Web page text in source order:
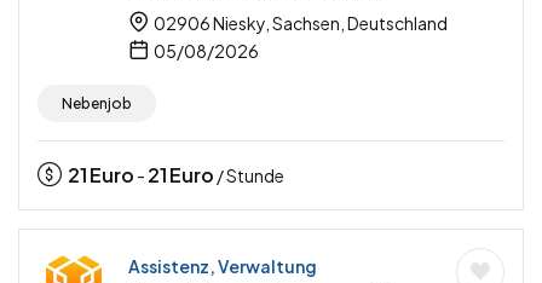
02906 Niesky, Sachsen, Deutschland
05/08/2026
Nebenjob
21Euro - 21Euro / Stunde
Assistenz, Verwaltung